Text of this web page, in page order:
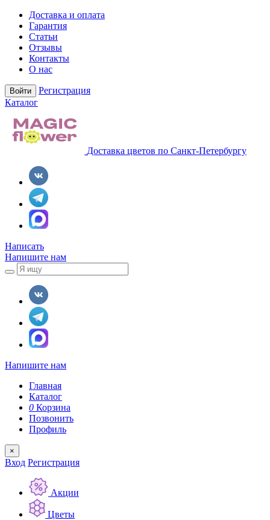
Доставка и оплата
Гарантия
Статьи
Отзывы
Контакты
О нас
Войти
Регистрация
Каталог
Доставка цветов по Санкт-Петербургу
Написать
Напишите нам
Напишите нам
Главная
Каталог
0 Корзина
Позвонить
Профиль
×
Вход Регистрация
Акции
Цветы